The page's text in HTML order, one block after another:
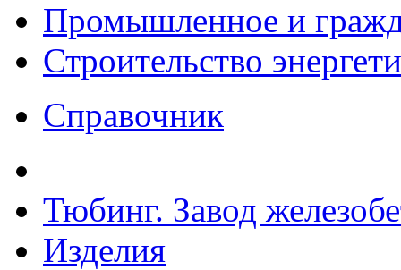
Промышленное и
Строительство
Справочник
Тюбинг. Завод
Изделия